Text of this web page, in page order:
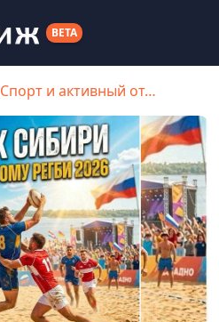
BETA
Спорт и активный от…